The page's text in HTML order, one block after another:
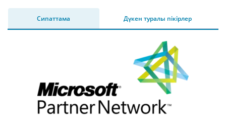
Сипаттама Дүкен туралы пікірлер